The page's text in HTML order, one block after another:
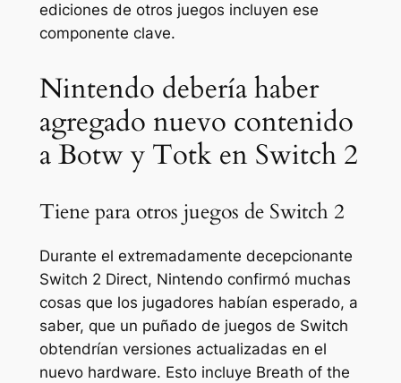
ediciones de otros juegos incluyen ese
componente clave.
Nintendo debería haber
agregado nuevo contenido
a Botw y Totk en Switch 2
Tiene para otros juegos de Switch 2
Durante el extremadamente decepcionante
Switch 2 Direct, Nintendo confirmó muchas
cosas que los jugadores habían esperado, a
saber, que un puñado de juegos de Switch
obtendrían versiones actualizadas en el
nuevo hardware. Esto incluye Breath of the